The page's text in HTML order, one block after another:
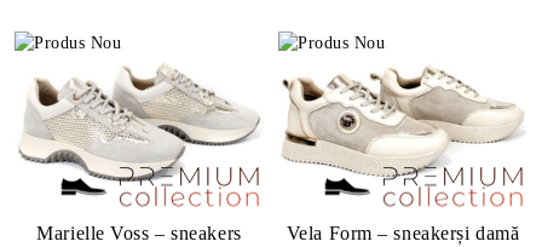
Marielle Voss – sneakers
Vela Form – sneakerși damă